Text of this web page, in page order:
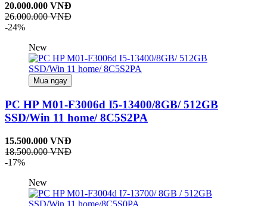
20.000.000 VNĐ
26.000.000 VNĐ
-24%
New
Mua ngay
PC HP M01-F3006d I5-13400/8GB/ 512GB
SSD/Win 11 home/ 8C5S2PA
15.500.000 VNĐ
18.500.000 VNĐ
-17%
New